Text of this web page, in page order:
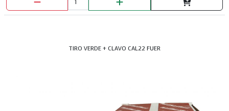
TIRO VERDE + CLAVO CAL22 FUER